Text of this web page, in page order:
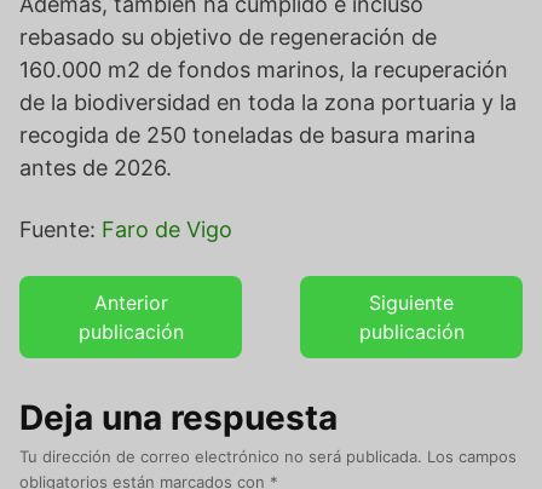
rebasado su objetivo de regeneración de
160.000 m2 de fondos marinos, la recuperación
de la biodiversidad en toda la zona portuaria y la
recogida de 250 toneladas de basura marina
antes de 2026.
Fuente: Faro de Vigo
Anterior
publicación
Siguiente
publicación
Deja una respuesta
Tu dirección de correo electrónico no será publicada. Los campos
obligatorios están marcados con *